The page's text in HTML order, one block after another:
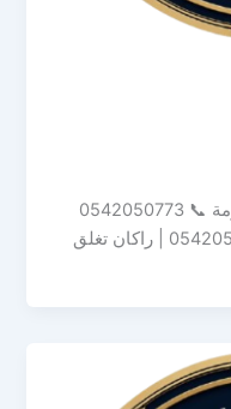
راكان للمقاولات | جدة ومكة المكرمة 📞 0542050773
عزل خزانات حي النعيم جدة 0542050773 | راكان تغلق